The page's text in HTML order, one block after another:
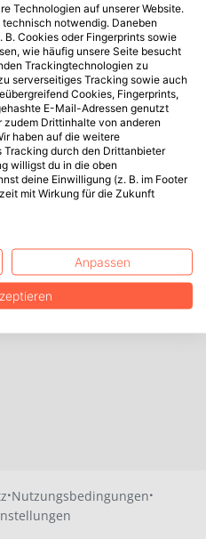
·Nutzungsbedingungen·
Technologien auf unserer Website.
notwendig. Daneben
Cookies oder Fingerprints sowie
wie häufig unsere Seite besucht
Trackingtechnologien zu
serverseitiges Tracking sowie auch
Cookies, Fingerprints,
E-Mail-Adressen genutzt
Drittinhalte von anderen
haben auf die weitere
durch den Drittanbieter
willigst du in die oben
deine Einwilligung (z. B. im Footer
mit Wirkung für die Zukunft
Anpassen